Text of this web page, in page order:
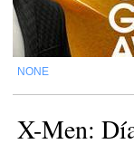
NONE
X-Men: